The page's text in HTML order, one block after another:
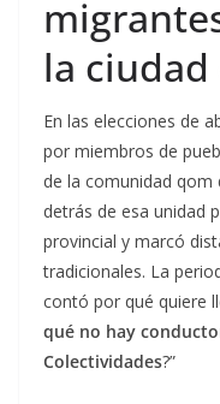
la ciudad
En las elecciones de
por miembros de
de la comunidad
detrás de esa unidad
provincial y marcó
tradicionales. La
contó por qué quiere
qué no hay
Colectividades?”